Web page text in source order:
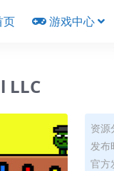
页 游戏中心
LLC
资
发布
官方